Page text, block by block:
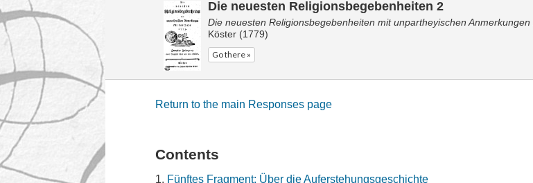
Die neuesten Religionsbegebenheiten 2
Die neuesten Religionsbegebenheiten mit unpartheyischen Anmerkungen
Köster (1779)
Go there »
Return to the main Responses page
Contents
Fünftes Fragment: Über die Auferstehungsgeschichte